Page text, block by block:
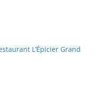
L’Épicier Grand